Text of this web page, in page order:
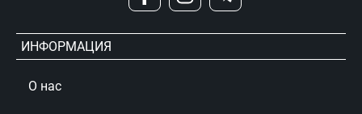
ИНФОРМАЦИЯ
О нас